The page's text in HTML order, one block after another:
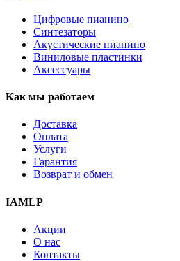
Цифровые пианино
Синтезаторы
Акустические пианино
Виниловые пластинки
Аксессуары
Как мы работаем
Доставка
Оплата
Услуги
Гарантия
Возврат и обмен
IAMLP
Акции
О нас
Контакты